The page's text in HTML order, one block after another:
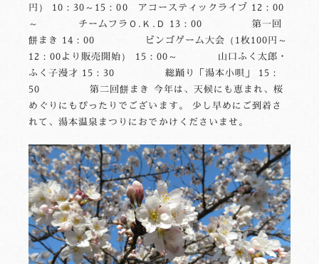
円） 10：30～15：00 アコースティックライブ 12：00
～ チームフラＯ.Ｋ.Ｄ 13：00 第一回
餅まき 14：00 ビンゴゲーム大会（1枚100円～
12：00より販売開始） 15：00～ 山口ふく太郎・
ふく子漫才 15：30 総踊り「湯本小唄」 15：
50 第二回餅まき 今年は、天候にも恵まれ、桜
めぐりにもぴったりでございます。 少し早めにご到着さ
れて、湯本温泉まつりにおでかけくださいませ。